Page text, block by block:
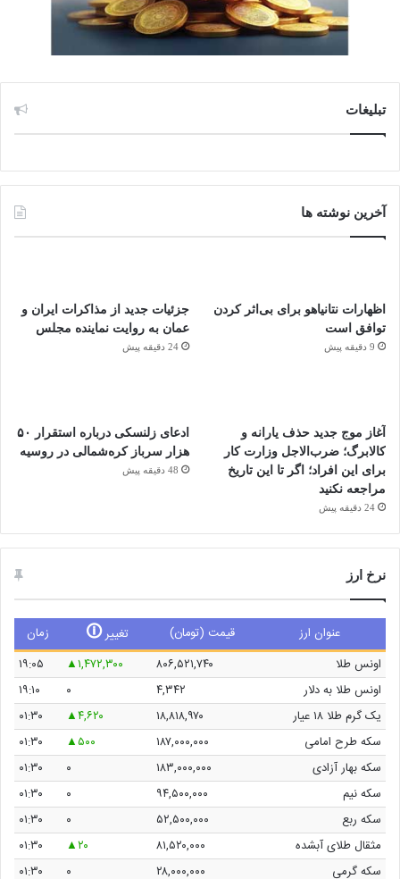
تبلیغات
آخرین نوشته ها
اظهارات نتانیاهو برای بی‌اثر کردن
توافق است
9 دقیقه پیش
جزئیات جدید از مذاکرات ایران و
عمان به روایت نماینده مجلس
24 دقیقه پیش
آغاز موج جدید حذف یارانه و
کالابرگ؛ ضرب‌الاجل وزارت کار
برای این افراد؛ اگر تا این تاریخ
مراجعه نکنید
24 دقیقه پیش
ادعای زلنسکی درباره استقرار ۵۰
هزار سرباز کره‌شمالی در روسیه
48 دقیقه پیش
نرخ ارز
عنوان ارز قیمت (تومان) تغییر🛈
زمان
اونس طلا
۸۰۶,۵۲۱,۷۴۰ ۱,۴۷۲,۳۰۰
۱۹:۰۵
اونس طلا به دلار
۴,۳۴۲ ۰
۱۹:۱۰
یک گرم طلا ۱۸ عیار
۱۸,۸۱۸,۹۷۰ ۴,۶۲۰
۰۱:۳۰
سکه طرح امامی
۱۸۷,۰۰۰,۰۰۰ ۵۰۰
۰۱:۳۰
سکه بهار آزادی
۱۸۳,۰۰۰,۰۰۰ ۰
۰۱:۳۰
سکه نیم
۹۴,۵۰۰,۰۰۰ ۰
۰۱:۳۰
سکه ربع
۵۲,۵۰۰,۰۰۰ ۰
۰۱:۳۰
مثقال طلای آبشده
۸۱,۵۲۰,۰۰۰ ۲۰
۰۱:۳۰
سکه گرمی
۲۸,۰۰۰,۰۰۰ ۰
۰۱:۳۰